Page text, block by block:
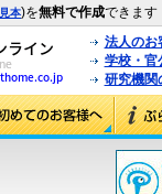
見本)を無料で作成できます
法人のお
学校・官
研究機関